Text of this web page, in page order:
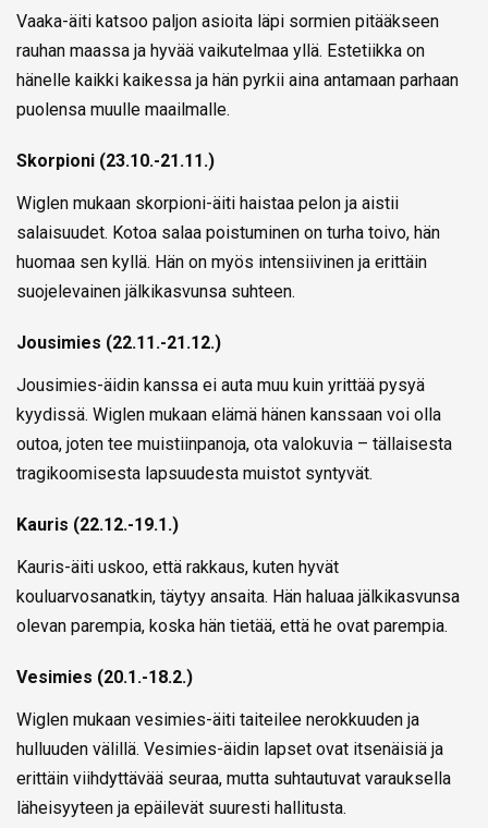
Vaaka-äiti katsoo paljon asioita läpi sormien pitääkseen
rauhan maassa ja hyvää vaikutelmaa yllä. Estetiikka on
hänelle kaikki kaikessa ja hän pyrkii aina antamaan parhaan
puolensa muulle maailmalle.
Skorpioni (23.10.-21.11.)
Wiglen mukaan skorpioni-äiti haistaa pelon ja aistii
salaisuudet. Kotoa salaa poistuminen on turha toivo, hän
huomaa sen kyllä. Hän on myös intensiivinen ja erittäin
suojelevainen jälkikasvunsa suhteen.
Jousimies (22.11.-21.12.)
Jousimies-äidin kanssa ei auta muu kuin yrittää pysyä
kyydissä. Wiglen mukaan elämä hänen kanssaan voi olla
outoa, joten tee muistiinpanoja, ota valokuvia – tällaisesta
tragikoomisesta lapsuudesta muistot syntyvät.
Kauris (22.12.-19.1.)
Kauris-äiti uskoo, että rakkaus, kuten hyvät
kouluarvosanatkin, täytyy ansaita. Hän haluaa jälkikasvunsa
olevan parempia, koska hän tietää, että he ovat parempia.
Vesimies (20.1.-18.2.)
Wiglen mukaan vesimies-äiti taiteilee nerokkuuden ja
hulluuden välillä. Vesimies-äidin lapset ovat itsenäisiä ja
erittäin viihdyttävää seuraa, mutta suhtautuvat varauksella
läheisyyteen ja epäilevät suuresti hallitusta.